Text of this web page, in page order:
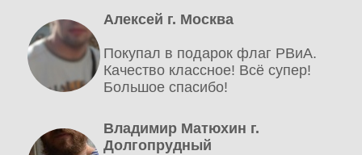
Алексей г. Москва
Покупал в подарок флаг РВиА.
Качество классное! Всё супер!
Большое спасибо!
Владимир Матюхин г.
Долгопрудный